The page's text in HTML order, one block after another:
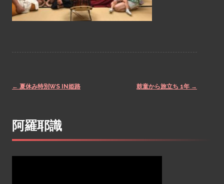
navigation
← 夏休み特別WS IN姫路 鼓童から旅立ち 1年 →
阿羅耶識